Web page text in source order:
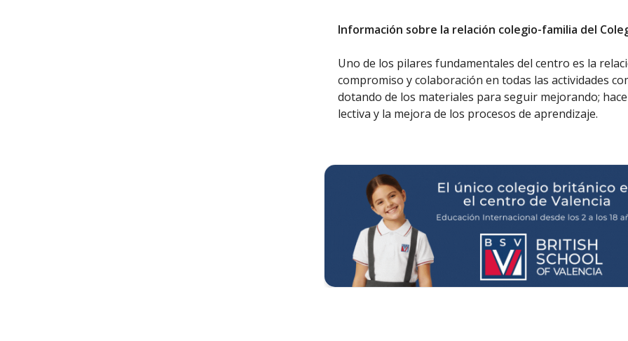
Información sobre la relación colegio-familia del
Uno de los pilares fundamentales del centro es la
compromiso y colaboración en todas las actividades
dotando de los materiales para seguir mejorando;
lectiva y la mejora de los procesos de aprendizaje.